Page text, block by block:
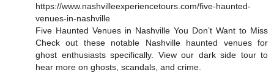
https://www.nashvilleexperiencetours.com/five-haunted-
venues-in-nashville
Five Haunted Venues in Nashville You Don’t Want to Miss
Check out these notable Nashville haunted venues for
ghost enthusiasts specifically. View our dark side tour to
hear more on ghosts, scandals, and crime.